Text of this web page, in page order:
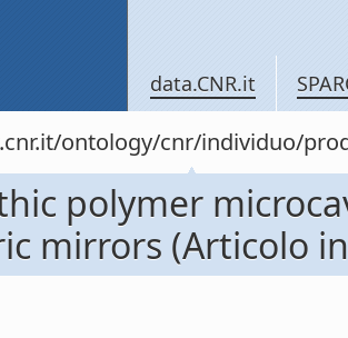
data.CNR.it
ontology/cnr/individuo/
polymer
mirrors (Articolo